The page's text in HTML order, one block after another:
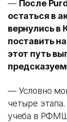
— После
остаться в
вернулись в
поставить
этот путь
— Условно
четыре
учеба в РФМШ